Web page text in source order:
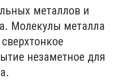
металлов и
Молекулы металла
незаметное для